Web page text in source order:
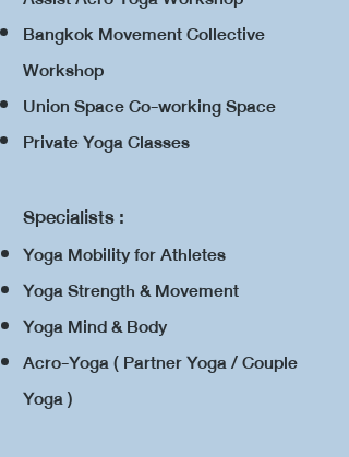
Bangkok Movement Collective
Workshop
Union Space Co-working Space
Private Yoga Classes
​Specialists :
Yoga Mobility for Athletes
Yoga Strength & Movement
Yoga Mind & Body
Acro-Yoga ( Partner Yoga / Couple
Yoga )